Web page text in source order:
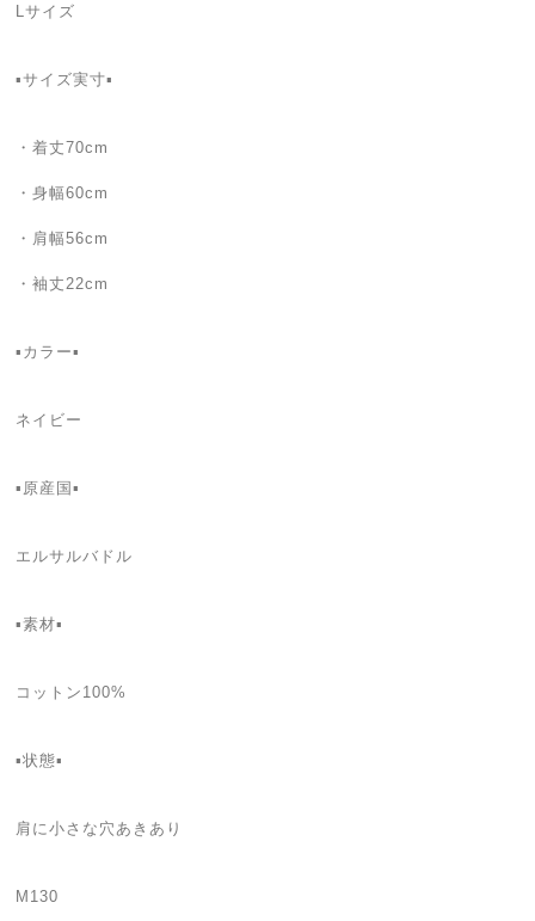
Lサイズ
▪サイズ実寸▪
・着丈70cm
・身幅60cm
・肩幅56cm
・袖丈22cm
▪カラー▪
ネイビー
▪原産国▪
エルサルバドル
▪素材▪
コットン100%
▪状態▪
肩に小さな穴あきあり
M130